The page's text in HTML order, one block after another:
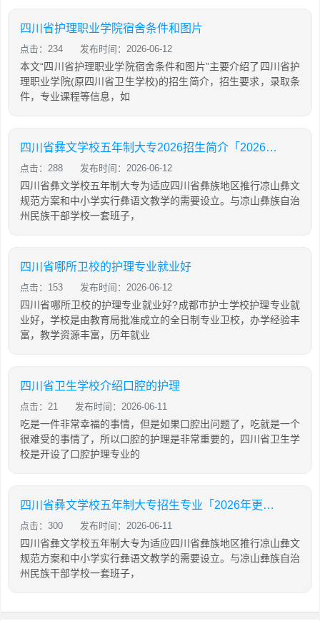
四川省护理职业学院宿舍条件和图片
点击：234 发布时间：2026-06-12
本文“四川省护理职业学院宿舍条件和图片”主要介绍了四川省护
理职业学院(原四川省卫生学校)的招生简介，招生要求，录取条
件，专业课程等信息，如
四川省彝文学校五年制大专2026招生简介「2026年更新」
点击：288 发布时间：2026-06-12
四川省彝文学校五年制大专为适应四川省彝族地区推行凉山彝文
规范方案和中小学实行彝语文教学的需要设立。与凉山彝族自治
州民族干部学校一套班子，
四川省哪所卫校的护理专业就业好
点击：153 发布时间：2026-06-12
四川省哪所卫校的护理专业就业好?成都市护士学校护理专业就
业好，学校是由教育局批准成立的全日制专业卫校，办学经验丰
富，教学资源丰富，历年就业
四川省卫生学校介绍口腔的护理
点击：21 发布时间：2026-06-11
吃是一件非常幸福的事情，但是如果口腔出问题了，吃就是一个
很难受的事情了，所以口腔的护理是非常重要的，四川省卫生学
校是开设了口腔护理专业的
四川省彝文学校五年制大专招生专业「2026年更新」
点击：300 发布时间：2026-06-11
四川省彝文学校五年制大专为适应四川省彝族地区推行凉山彝文
规范方案和中小学实行彝语文教学的需要设立。与凉山彝族自治
州民族干部学校一套班子，